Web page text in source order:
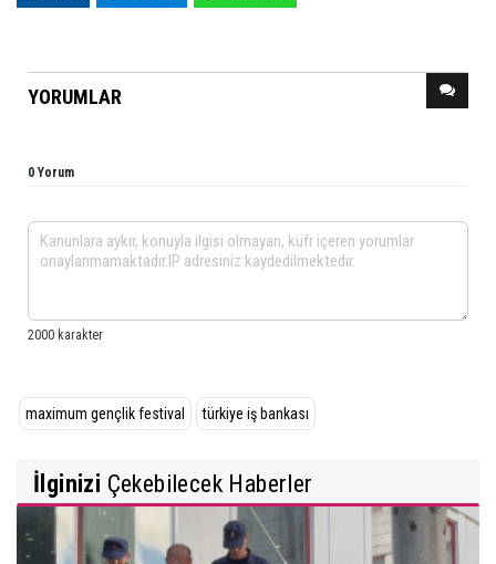
YORUMLAR
0 Yorum
maximum gençlik festival türkiye iş bankası
İlginizi Çekebilecek Haberler